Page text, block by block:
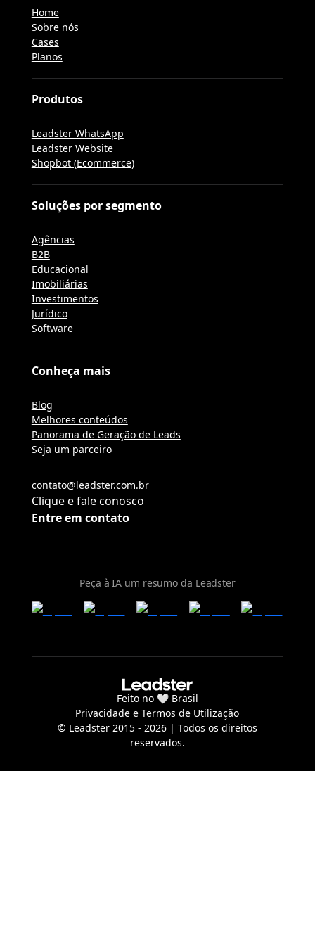
Home
Sobre nós
Cases
Planos
Produtos
Leadster WhatsApp
Leadster Website
Shopbot (Ecommerce)
Soluções por segmento
Agências
B2B
Educacional
Imobiliárias
Investimentos
Jurídico
Software
Conheça mais
Blog
Melhores conteúdos
Panorama de Geração de Leads
Seja um parceiro
Entre em contato
contato@leadster.com.br
Clique e fale conosco
Peça à IA um resumo da Leadster
Feito no 🤍 Brasil
Privacidade e Termos de Utilização
© Leadster 2015 - 2026| Todos os direitos
reservados.